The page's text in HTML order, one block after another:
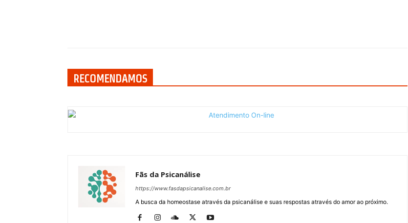
RECOMENDAMOS
Fãs da Psicanálise
https://www.fasdapsicanalise.com.br
A busca da homeostase através da psicanálise e suas respostas através do amor ao próximo.